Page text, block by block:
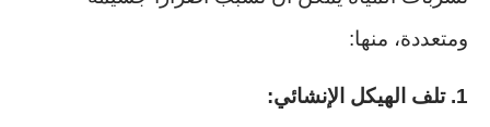
ومتعددة، منها:
1. تلف الهيكل الإنشائي: